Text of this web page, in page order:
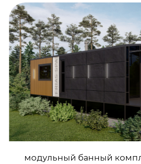
8 750 000 ₽
Стоимость комплекса:
5 дней
11,2 × 6,5 × 3,25 м
Размеры (ДxШxВ):
80 дней
Срок
изготовления:
72 м²
Общая площадь:
модульный банный комплекс
FRIAS PREMIUM
СМОТРЕТЬ ПРОЕКТ